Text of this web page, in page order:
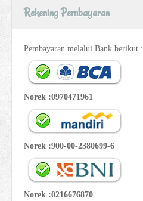
Rekening Pembayaran
Pembayaran melalui Bank berikut :
Norek :0970471961
Norek :900-00-2380699-6
Norek :0216676870